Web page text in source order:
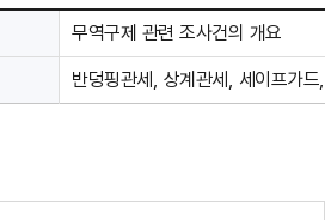
무역구제 관련 조사건의 개요
반덩핑관세, 상계관세, 세이프가